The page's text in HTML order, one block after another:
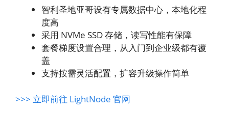
智利圣地亚哥设有专属数据中心，本地化程
度高
采用 NVMe SSD 存储，读写性能有保障
套餐梯度设置合理，从入门到企业级都有覆
盖
支持按需灵活配置，扩容升级操作简单
>>> 立即前往 LightNode 官网